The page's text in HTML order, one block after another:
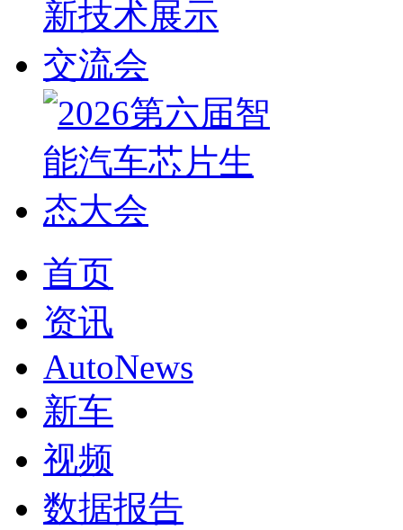
首页
资讯
AutoNews
新车
视频
数据报告